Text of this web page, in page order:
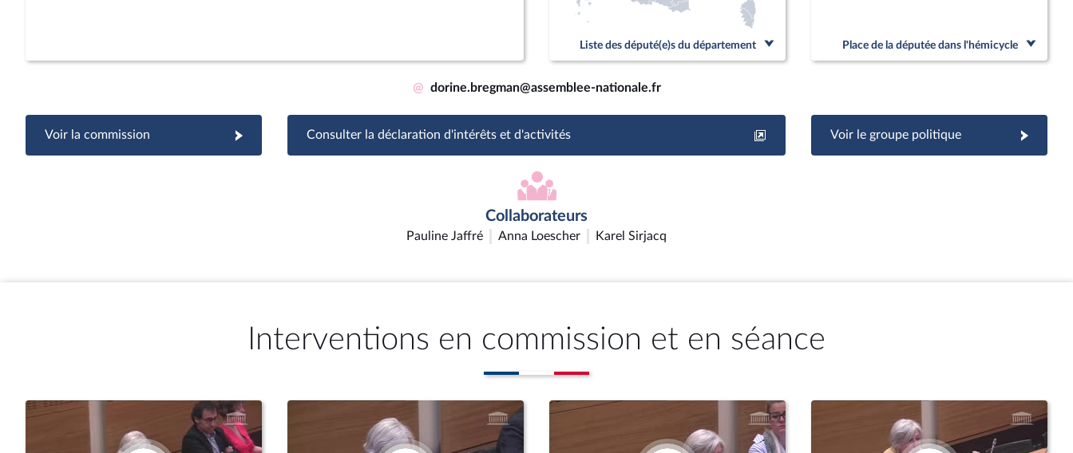
Liste des député(e)s du département Place de la députée dans l'hémicycle
@ dorine.bregman@assemblee-nationale.fr
Voir la commission Consulter la déclaration d'intérêts et d'activités Voir le groupe politique
Collaborateurs
Pauline Jaffré Anna Loescher Karel Sirjacq
Interventions en commission et en séance